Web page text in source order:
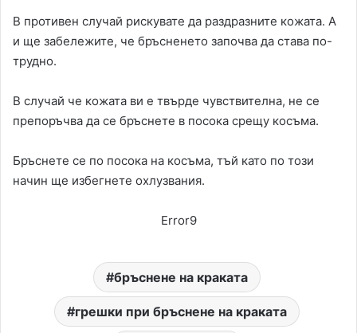
В противен случай рискувате да раздразните кожата. А
и ще забележите, че бръсненето започва да става по-
трудно.
В случай че кожата ви е твърде чувствителна, не се
препоръчва да се бръснете в посока срещу косъма.
Бръснете се по посока на косъма, тъй като по този
начин ще избегнете охлузвания.
Error9
бръснене на краката
грешки при бръснене на краката